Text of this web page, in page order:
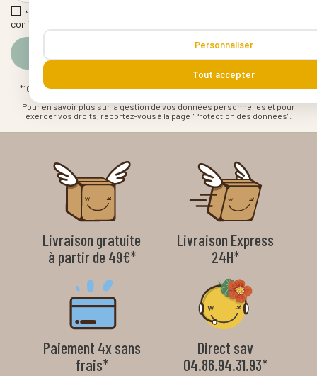
J'accepte les conditions générales et la politique de
confidentialité
*10% de réduction dès 49€ d'achats, valable pendant 2 jours, hors pièces
Pour en savoir plus sur la gestion de vos données personnelles et pour
exercer vos droits, reportez-vous à la page "Protection des données".
Livraison gratuite
à partir de 49€*
Livraison Express
24H*
Paiement 4x sans
frais*
Direct sav
04.86.94.31.93*
Personnaliser
Tout accepter